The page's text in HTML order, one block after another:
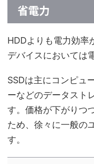
省電力
HDDよりも電力効率
デバイスにおいては
SSDは主にコンピュ
ーなどのデータスト
す。価格が下がりつ
ため、徐々に一般の
す。